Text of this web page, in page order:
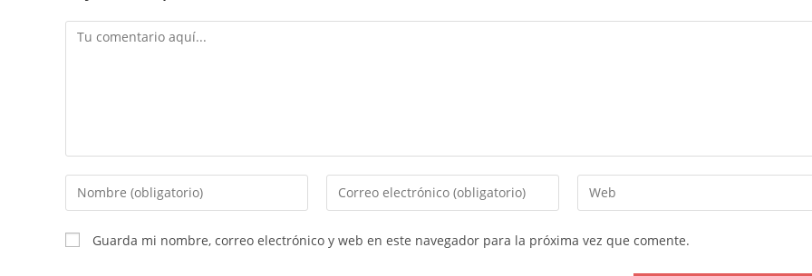
Comentario
Introduce
tu
nombre
o
Introduce
tu
de
Introduce
la
Guarda mi nombre, correo electrónico y web en este navegador para la próxima vez que comente.